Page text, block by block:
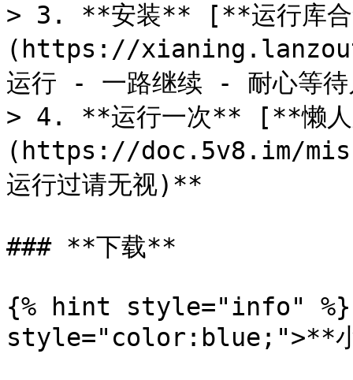
> 3. **安装** [**运行库
(https://
运行 - 一路继续 - 耐心等待
> 4. **运行一次** [**懒
(https://doc.5v8.im/
运行过请无视)**
### **下载**
{% hint style="info" %}
style="color:blue;">**小